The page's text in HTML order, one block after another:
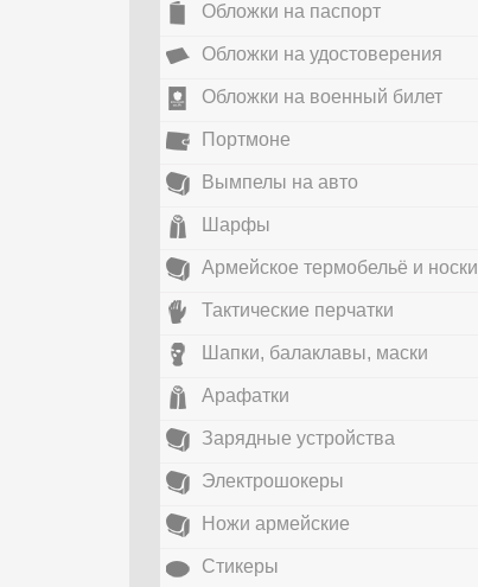
Обложки на паспорт
Обложки на удостоверения
Обложки на военный билет
Портмоне
Вымпелы на авто
Шарфы
Армейское термобельё и носки
Тактические перчатки
Шапки, балаклавы, маски
Арафатки
Зарядные устройства
Электрошокеры
Ножи армейские
Стикеры